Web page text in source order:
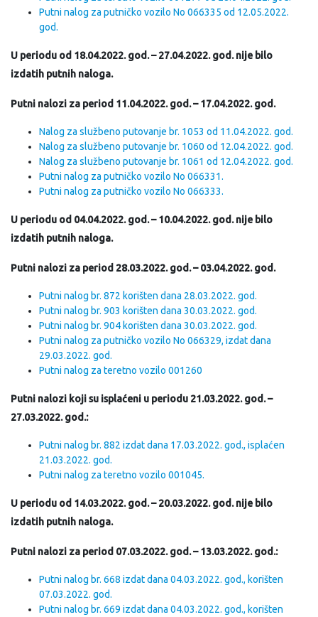
Putni nalog za putničko vozilo No 066335 od 12.05.2022.
god.
U periodu od 18.04.2022. god. – 27.04.2022. god. nije bilo
izdatih putnih naloga.
Putni nalozi za period 11.04.2022. god. – 17.04.2022. god.
Nalog za službeno putovanje br. 1053 od 11.04.2022. god.
Nalog za službeno putovanje br. 1060 od 12.04.2022. god.
Nalog za službeno putovanje br. 1061 od 12.04.2022. god.
Putni nalog za putničko vozilo No 066331.
Putni nalog za putničko vozilo No 066333.
U periodu od 04.04.2022. god. – 10.04.2022. god. nije bilo
izdatih putnih naloga.
Putni nalozi za period 28.03.2022. god. – 03.04.2022. god.
Putni nalog br. 872 korišten dana 28.03.2022. god.
Putni nalog br. 903 korišten dana 30.03.2022. god.
Putni nalog br. 904 korišten dana 30.03.2022. god.
Putni nalog za putničko vozilo No 066329, izdat dana
29.03.2022. god.
Putni nalog za teretno vozilo 001260
Putni nalozi koji su isplaćeni u periodu 21.03.2022. god. –
27.03.2022. god.:
Putni nalog br. 882 izdat dana 17.03.2022. god., isplaćen
21.03.2022. god.
Putni nalog za teretno vozilo 001045.
U periodu od 14.03.2022. god. – 20.03.2022. god. nije bilo
izdatih putnih naloga.
Putni nalozi za period 07.03.2022. god. – 13.03.2022. god.:
Putni nalog br. 668 izdat dana 04.03.2022. god., korišten
07.03.2022. god.
Putni nalog br. 669 izdat dana 04.03.2022. god., korišten